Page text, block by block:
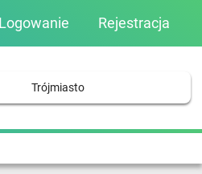
Logowanie Rejestracja
Trójmiasto